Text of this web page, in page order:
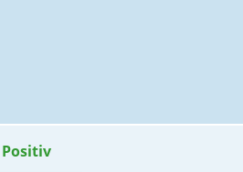
Positiv